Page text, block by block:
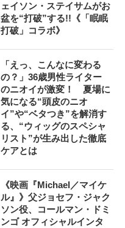
ェイソン・ステイサムがお
盆を“打破”する!!《「眠眠
打破」コラボ》
「えっ、こんなに変わる
の？」36歳男性ライター
のニオイが激変！ 夏場に
気になる“頭皮のニオ
イ”や“ベタつき”を解消す
る、“ウィッグのスペシャ
リスト”が生み出した徹底
ケアとは
《映画『Michael／マイケ
ル』》父ジョセフ・ジャク
ソン役、コールマン・ドミ
ンゴ オフィシャルインタ